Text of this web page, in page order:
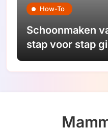
How-To
Schoonmaken
stap voor stap